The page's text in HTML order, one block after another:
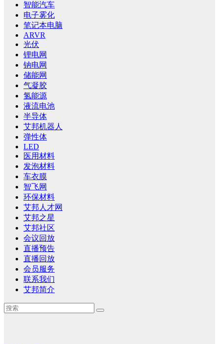
智能汽车
电子雾化
笔记本电脑
ARVR
光伏
锂电网
钠电网
储能网
气凝胶
氢能源
液流电池
半导体
艾邦机器人
弹性体
LED
医用材料
发泡材料
车衣膜
智飞网
环保材料
艾邦人才网
艾邦之星
艾邦社区
会议回放
直播预告
直播回放
会员服务
联系我们
艾邦简介